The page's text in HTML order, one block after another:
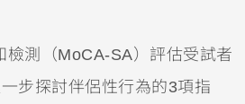
檢測（MoCA-SA）評估受試者
步探討伴侶性行為的3項指